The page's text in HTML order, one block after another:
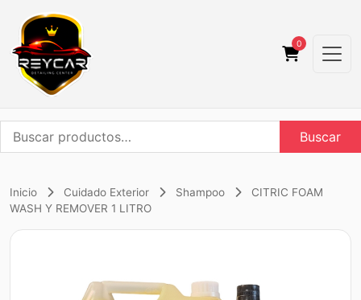
0
Buscar
por:
Buscar
Inicio Cuidado Exterior Shampoo
CITRIC FOAM
WASH Y REMOVER 1 LITRO